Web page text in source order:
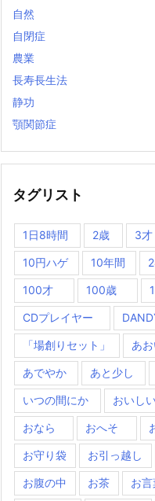
自然
自閉症
農業
長寿長生法
静功
顎関節症
タグリスト
1日8時間 2歳 3才
10円ハゲ 10年間
100才 100歳
CDプレイヤー
「場創りセット」 あ
あでやか あと少し
いつの間にか おいし
おなら おへそ
お守り袋 お引っ越し
お腹の中 お茶 お